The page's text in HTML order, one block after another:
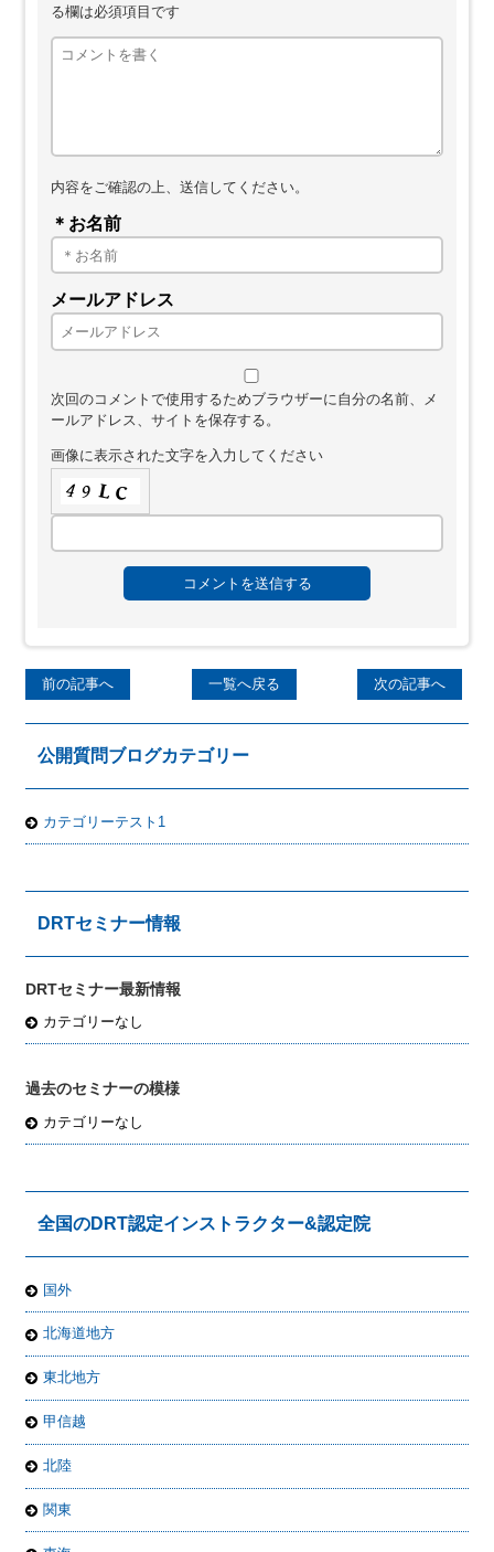
る欄は必須項目です
内容をご確認の上、送信してください。
＊お名前
メールアドレス
次回のコメントで使用するためブラウザーに自分の名前、メ
ールアドレス、サイトを保存する。
画像に表示された文字を入力してください
前の記事へ 一覧へ戻る 次の記事へ
公開質問ブログカテゴリー
カテゴリーテスト1
DRTセミナー情報
DRTセミナー最新情報
カテゴリーなし
過去のセミナーの模様
カテゴリーなし
全国のDRT認定インストラクター&認定院
国外
北海道地方
東北地方
甲信越
北陸
関東